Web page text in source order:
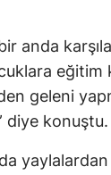
anda
geleni
diye konuştu.